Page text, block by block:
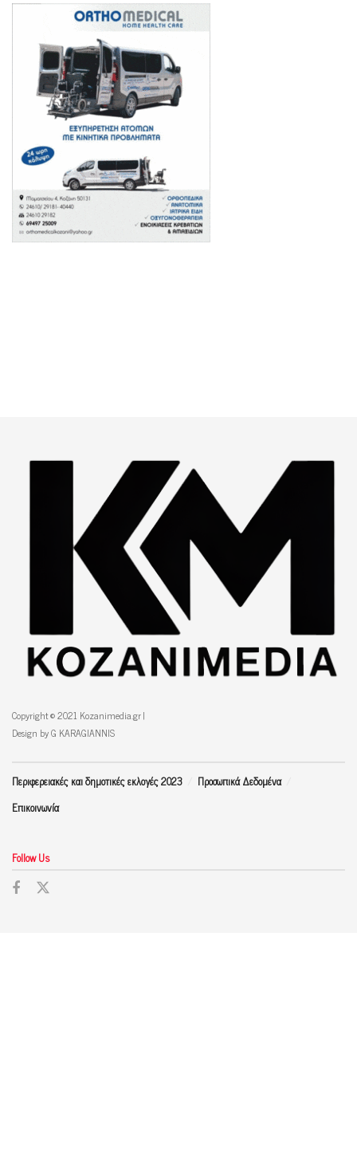
Copyright © 2021 Kozanimedia.gr |
Design by G KARAGIANNIS
Περιφερειακές και δημοτικές εκλογές 2023
Προσωπικά Δεδομένα
Επικοινωνία
Follow Us